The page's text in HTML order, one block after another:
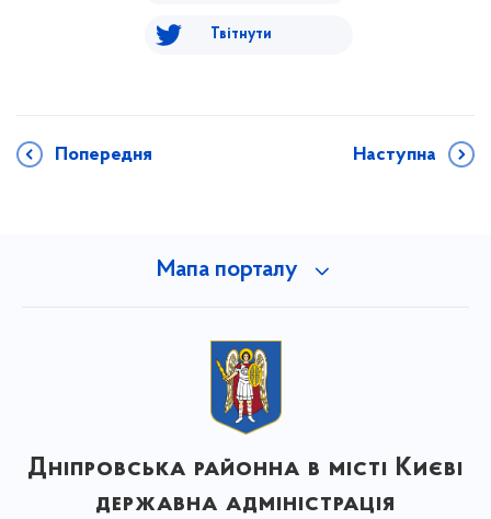
Твітнути
Попередня Наступна
Мапа порталу
Дніпровська районна в місті Києві
державна адміністрація